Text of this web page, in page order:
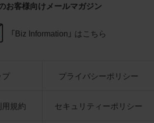
諾
の販売活動（中古による販売の場
）に関する広告宣伝又は当社商品
からの個別の同意を得た場合を
用することはできません。
お客様向けメールマガジン
「Biz Information」 はこちら
プライバシーポリシー
規約 セキュリティーポリシー